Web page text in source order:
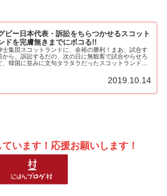
ビー日本代表・訴訟をちらつかせるスコット
ドを完膚無きまでにボコる!!
士集団スコットランドに、余裕の勝利！まあ、試合す
から、訴訟するだの、次の日に無観客で試合やらせろ
、韓国に並みに文句タラタラだったスコットランド。
2019.10.14
います！応援お願いします！